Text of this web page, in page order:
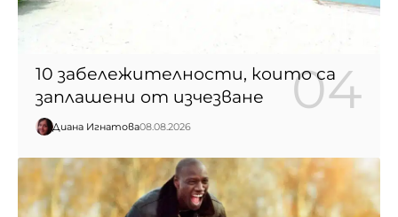
10 забележителности, които са
заплашени от изчезване
Диана Игнатова08.08.2026